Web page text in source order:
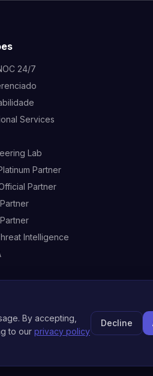
24/7
Services
Lab
Partner
Partner
Intelligence
os direitos reservados.
By accepting,
to our privacy policy
Decline